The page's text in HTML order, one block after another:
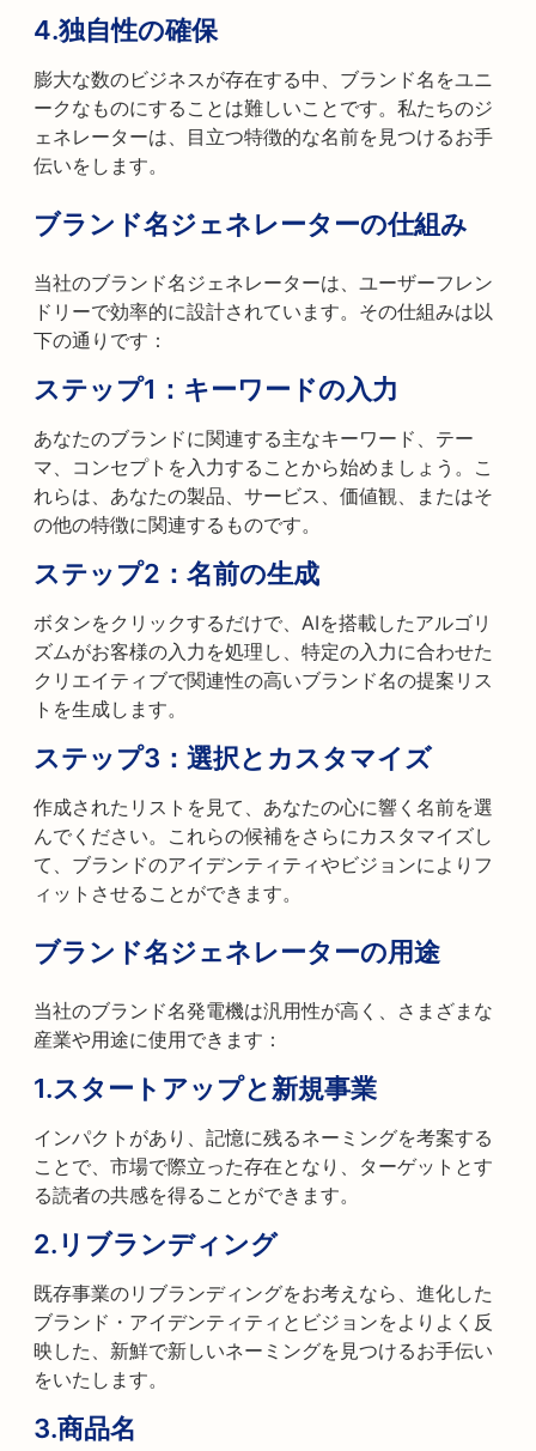
4.独自性の確保
膨大な数のビジネスが存在する中、ブランド名をユニ
ークなものにすることは難しいことです。私たちのジ
ェネレーターは、目立つ特徴的な名前を見つけるお手
伝いをします。
ブランド名ジェネレーターの仕組み
当社のブランド名ジェネレーターは、ユーザーフレン
ドリーで効率的に設計されています。その仕組みは以
下の通りです：
ステップ1：キーワードの入力
あなたのブランドに関連する主なキーワード、テー
マ、コンセプトを入力することから始めましょう。こ
れらは、あなたの製品、サービス、価値観、またはそ
の他の特徴に関連するものです。
ステップ2：名前の生成
ボタンをクリックするだけで、AIを搭載したアルゴリ
ズムがお客様の入力を処理し、特定の入力に合わせた
クリエイティブで関連性の高いブランド名の提案リス
トを生成します。
ステップ3：選択とカスタマイズ
作成されたリストを見て、あなたの心に響く名前を選
んでください。これらの候補をさらにカスタマイズし
て、ブランドのアイデンティティやビジョンによりフ
ィットさせることができます。
ブランド名ジェネレーターの用途
当社のブランド名発電機は汎用性が高く、さまざまな
産業や用途に使用できます：
1.スタートアップと新規事業
インパクトがあり、記憶に残るネーミングを考案する
ことで、市場で際立った存在となり、ターゲットとす
る読者の共感を得ることができます。
2. リブランディング
既存事業のリブランディングをお考えなら、進化した
ブランド・アイデンティティとビジョンをよりよく反
映した、新鮮で新しいネーミングを見つけるお手伝い
をいたします。
3.商品名